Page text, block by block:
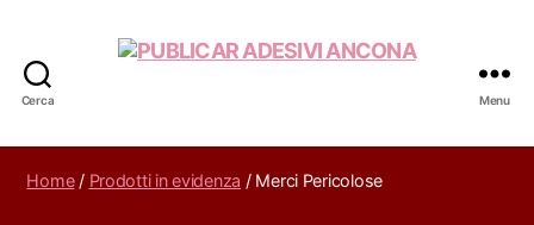
Cerca
ADESIVI
ANCONA
Menu
Home/ Prodotti in evidenza / Merci Pericolose